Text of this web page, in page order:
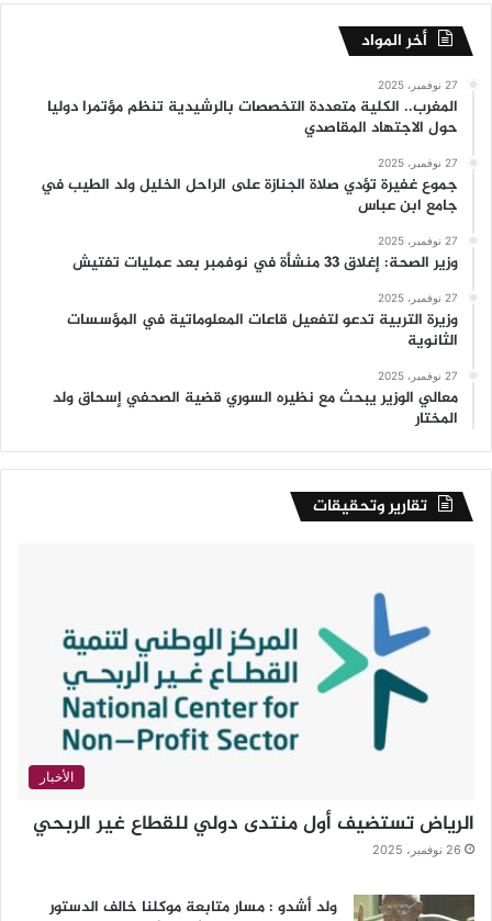
أخر المواد
27 نوفمبر، 2025
المغرب.. الكلية متعددة التخصصات بالرشيدية تنظم مؤتمرا دوليا
حول الاجتهاد المقاصدي
27 نوفمبر، 2025
جموع غفيرة تؤدي صلاة الجنازة على الراحل الخليل ولد الطيب في
جامع ابن عباس
27 نوفمبر، 2025
وزير الصحة: إغلاق 33 منشأة في نوفمبر بعد عمليات تفتيش
27 نوفمبر، 2025
وزيرة التربية تدعو لتفعيل قاعات المعلوماتية في المؤسسات
الثانوية
27 نوفمبر، 2025
معالي الوزير يبحث مع نظيره السوري قضية الصحفي إسحاق ولد
المختار
تقارير وتحقيقات
الأخبار
الرياض تستضيف أول منتدى دولي للقطاع غير الربحي
26 نوفمبر، 2025
ولد أشدو : مسار متابعة موكلنا خالف الدستور